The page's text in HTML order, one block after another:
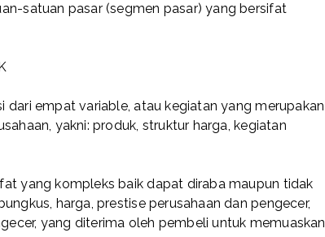
satuan pasar (segmen pasar) yang bersifat
dari empat variable, atau kegiatan yang merupakan
yakni: produk, struktur harga, kegiatan
yang kompleks baik dapat diraba maupun tidak
harga, prestise perusahaan dan pengecer,
yang diterima oleh pembeli untuk memuaskan